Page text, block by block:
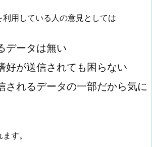
用している人の意見としては
データは無い
好が送信されても困らない
されるデータの一部だから気に
す。